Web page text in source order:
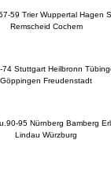
59 Trier Wuppertal Hagen
Remscheid Cochem
74 Stuttgart Heilbronn
Göppingen Freudenstadt
95 Nürnberg Bamberg
Lindau Würzburg